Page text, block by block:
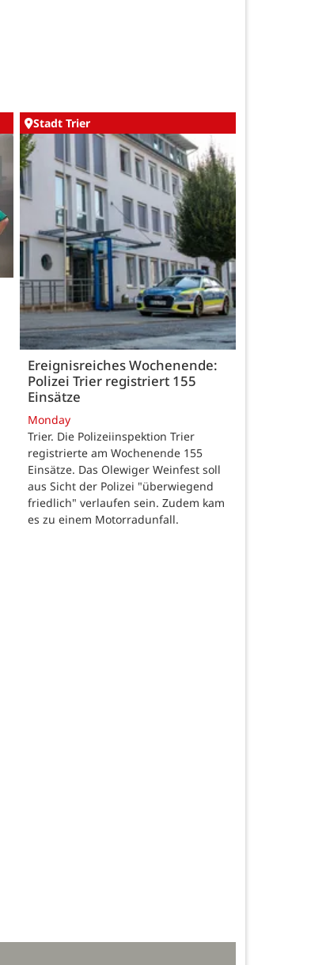
Stadt Trier
Ereignisreiches Wochenende:
Polizei Trier registriert 155
Einsätze
Monday
Trier. Die Polizeiinspektion Trier
registrierte am Wochenende 155
Einsätze. Das Olewiger Weinfest soll
aus Sicht der Polizei "überwiegend
friedlich" verlaufen sein. Zudem kam
es zu einem Motorradunfall.